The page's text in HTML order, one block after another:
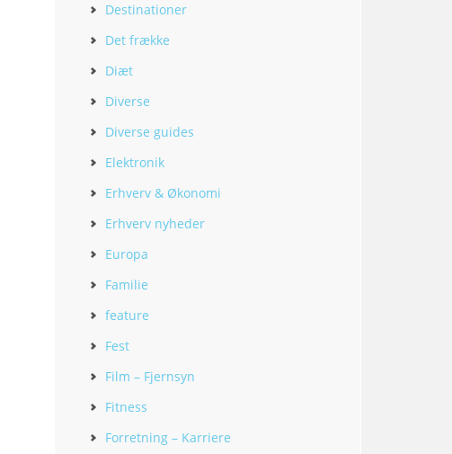
Destinationer
Det frække
Diæt
Diverse
Diverse guides
Elektronik
Erhverv & Økonomi
Erhverv nyheder
Europa
Familie
feature
Fest
Film – Fjernsyn
Fitness
Forretning – Karriere